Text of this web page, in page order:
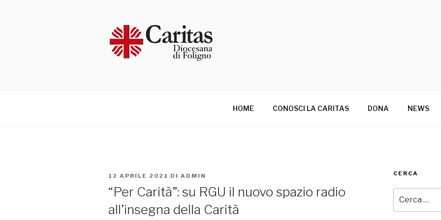
HOME CONOSCI LA CARITAS DONA NEWS
PUBBLICATO
IL
12 APRILE 2021 DI ADMIN
“Per Carità”: su RGU il nuovo spazio radio
all’insegna della Carità
CERCA